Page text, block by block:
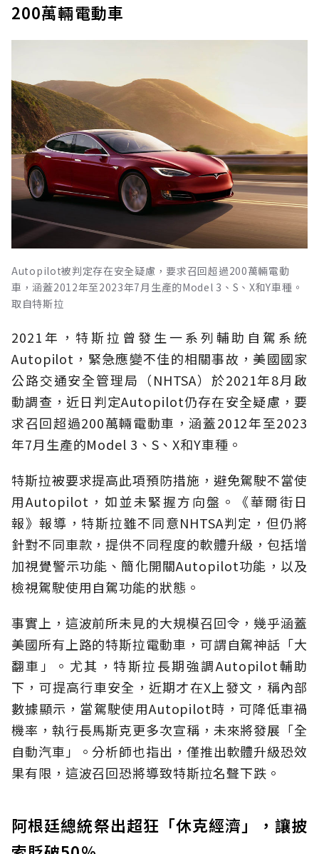
200萬輛電動車
Autopilot被判定存在安全疑慮，要求召回超過200萬輛電動
車，涵蓋2012年至2023年7月生產的Model 3、S、X和Y車種。
取自特斯拉
2021年，特斯拉曾發生一系列輔助自駕系統
Autopilot，緊急應變不佳的相關事故，美國國家
公路交通安全管理局（NHTSA）於2021年8月啟
動調查，近日判定Autopilot仍存在安全疑慮，要
求召回超過200萬輛電動車，涵蓋2012年至2023
年7月生產的Model 3、S、X和Y車種。
特斯拉被要求提高此項預防措施，避免駕駛不當使
用Autopilot，如並未緊握方向盤。《華爾街日
報》報導，特斯拉雖不同意NHTSA判定，但仍將
針對不同車款，提供不同程度的軟體升級，包括增
加視覺警示功能、簡化開關Autopilot功能，以及
檢視駕駛使用自駕功能的狀態。
事實上，這波前所未見的大規模召回令，幾乎涵蓋
美國所有上路的特斯拉電動車，可謂自駕神話「大
翻車」。尤其，特斯拉長期強調Autopilot輔助
下，可提高行車安全，近期才在X上發文，稱內部
數據顯示，當駕駛使用Autopilot時，可降低車禍
機率，執行長馬斯克更多次宣稱，未來將發展「全
自動汽車」。分析師也指出，僅推出軟體升級恐效
果有限，這波召回恐將導致特斯拉名聲下跌。
阿根廷總統祭出超狂「休克經濟」，讓披